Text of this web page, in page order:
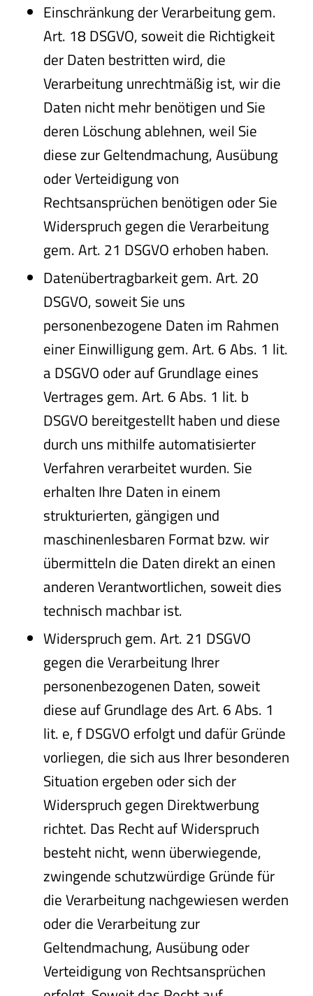
Einschränkung der Verarbeitung gem.
Art. 18 DSGVO, soweit die Richtigkeit
der Daten bestritten wird, die
Verarbeitung unrechtmäßig ist, wir die
Daten nicht mehr benötigen und Sie
deren Löschung ablehnen, weil Sie
diese zur Geltendmachung, Ausübung
oder Verteidigung von
Rechtsansprüchen benötigen oder Sie
Widerspruch gegen die Verarbeitung
gem. Art. 21 DSGVO erhoben haben.
Datenübertragbarkeit gem. Art. 20
DSGVO, soweit Sie uns
personenbezogene Daten im Rahmen
einer Einwilligung gem. Art. 6 Abs. 1 lit.
a DSGVO oder auf Grundlage eines
Vertrages gem. Art. 6 Abs. 1 lit. b
DSGVO bereitgestellt haben und diese
durch uns mithilfe automatisierter
Verfahren verarbeitet wurden. Sie
erhalten Ihre Daten in einem
strukturierten, gängigen und
maschinenlesbaren Format bzw. wir
übermitteln die Daten direkt an einen
anderen Verantwortlichen, soweit dies
technisch machbar ist.
Widerspruch gem. Art. 21 DSGVO
gegen die Verarbeitung Ihrer
personenbezogenen Daten, soweit
diese auf Grundlage des Art. 6 Abs. 1
lit. e, f DSGVO erfolgt und dafür Gründe
vorliegen, die sich aus Ihrer besonderen
Situation ergeben oder sich der
Widerspruch gegen Direktwerbung
richtet. Das Recht auf Widerspruch
besteht nicht, wenn überwiegende,
zwingende schutzwürdige Gründe für
die Verarbeitung nachgewiesen werden
oder die Verarbeitung zur
Geltendmachung, Ausübung oder
Verteidigung von Rechtsansprüchen